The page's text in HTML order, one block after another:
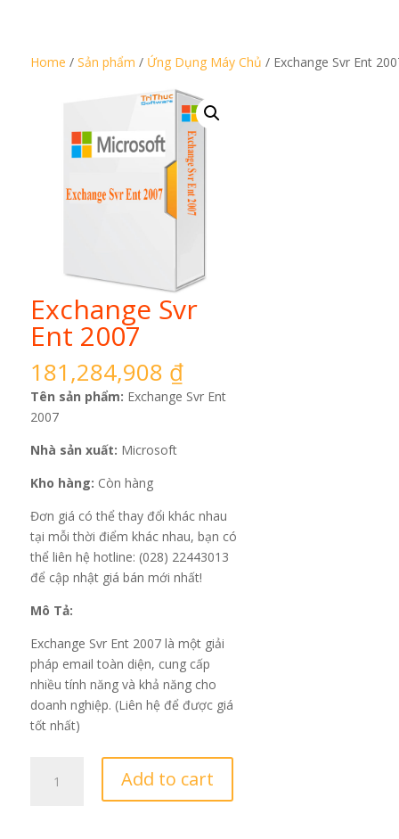
Home / Sản phẩm / Ứng Dụng Máy Chủ / Exchange Svr Ent
Exchange Svr
Ent 2007
181,284,908 ₫
Tên sản phẩm: Exchange Svr Ent
2007
Nhà sản xuất: Microsoft
Kho hàng: Còn hàng
Đơn giá có thể thay đổi khác nhau
tại mỗi thời điểm khác nhau, bạn có
thể liên hệ hotline: (028) 22443013
để cập nhật giá bán mới nhất!
Mô Tả:
Exchange Svr Ent 2007 là một giải
pháp email toàn diện, cung cấp
nhiều tính năng và khả năng cho
doanh nghiệp. (Liên hệ để được giá
tốt nhất)
Add to cart